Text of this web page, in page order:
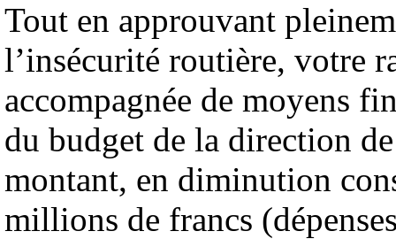
Tout en approuvant
l’insécurité routière, votre
accompagnée de moyens
du budget de la direction
montant, en diminution
millions de francs